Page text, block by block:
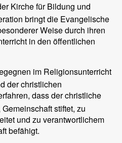
Kirche für Bildung und
bringt die Evangelische
Weise durch ihren
in den öffentlichen
im Religionsunterricht
der christlichen
dass der christliche
stiftet, zu
und zu verantwortlichem
befähigt.